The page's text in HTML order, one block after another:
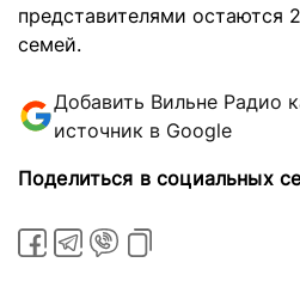
представителями остаются
семей.
Добавить Вильне Радио
источник в Google
Поделиться в социальных